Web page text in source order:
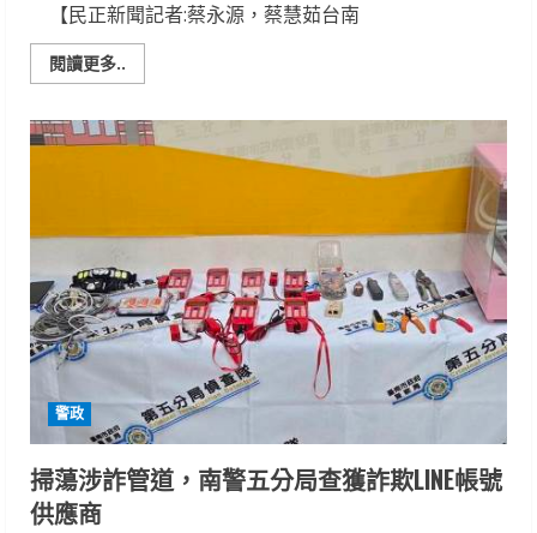
【民正新聞記者:蔡永源，蔡慧茹台南
閱讀更多..
more
二
警
APP
阱
攔
阻
單
純
女
5
萬
元
點
數
詐
騙
警政
掃蕩涉詐管道，南警五分局查獲詐欺LINE帳號
供應商